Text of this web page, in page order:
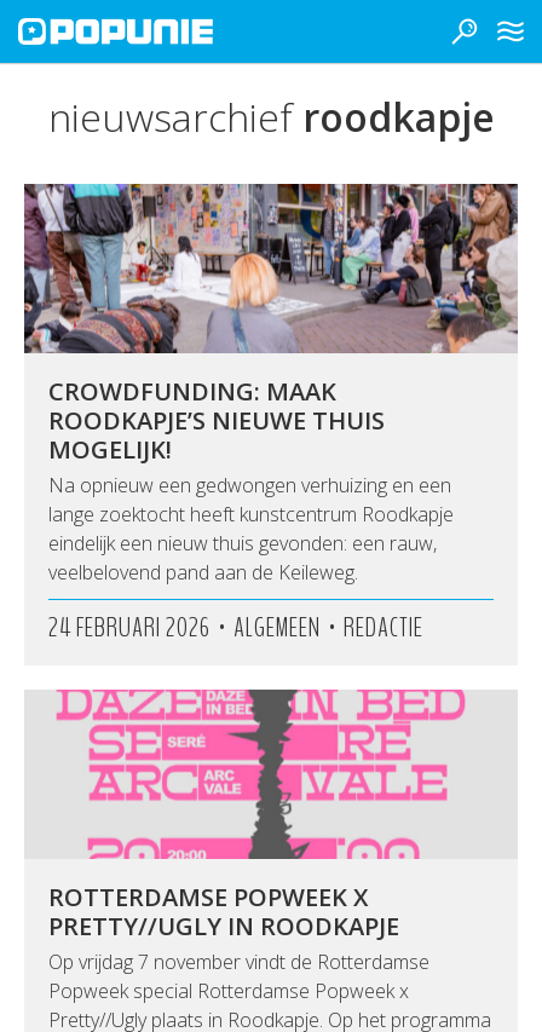
nieuwsarchief roodkapje
CROWDFUNDING: MAAK
ROODKAPJE’S NIEUWE THUIS
MOGELIJK!
Na opnieuw een gedwongen verhuizing en een
lange zoektocht heeft kunstcentrum Roodkapje
eindelijk een nieuw thuis gevonden: een rauw,
veelbelovend pand aan de Keileweg.
24 FEBRUARI 2026 • ALGEMEEN • REDACTIE
ROTTERDAMSE POPWEEK X
PRETTY//UGLY IN ROODKAPJE
Op vrijdag 7 november vindt de Rotterdamse
Popweek special Rotterdamse Popweek x
Pretty//Ugly plaats in Roodkapje. Op het programma